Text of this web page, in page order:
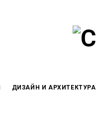
ДИЗАЙН И АРХИТЕКТУРА